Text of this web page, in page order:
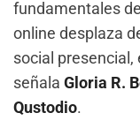
fundamentales
online desplaza
social presencial,
señala Gloria R.
Qustodio.